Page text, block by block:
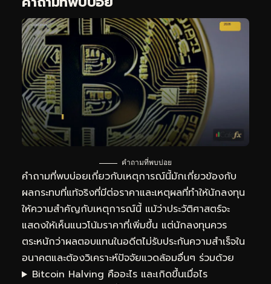
คำถามที่พบบ่อย
คำถามที่พบบ่อยเกี่ยวกับเหตุการณ์นี้มักเกี่ยวข้องกับ
ผลกระทบที่แท้จริงที่มีต่อราคาและเหตุผลที่ทำให้นักลงทุน
ให้ความสำคัญกับเหตุการณ์นี้ แม้ว่าประวัติศาสตร์จะ
แสดงให้เห็นแนวโน้มราคาที่เพิ่มขึ้น แต่นักลงทุนควร
ตระหนักว่าผลตอบแทนในอดีตไม่รับประกันความสำเร็จใน
อนาคตและต้องวิเคราะห์ปัจจัยแวดล้อมอื่นๆ ร่วมด้วย
Bitcoin Halving คืออะไร และเกิดขึ้นเมื่อไร